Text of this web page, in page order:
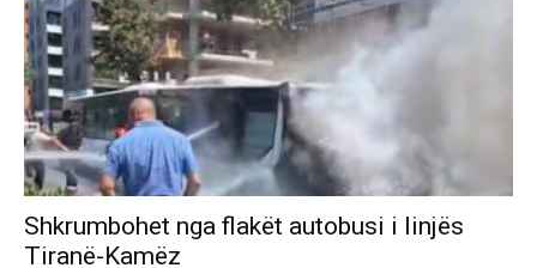
Shkrumbohet nga flakët autobusi i linjës
Tiranë-Kamëz